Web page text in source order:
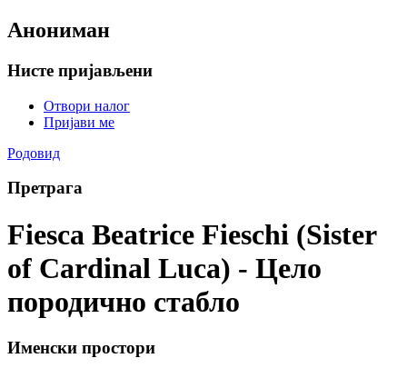
Анониман
Нисте пријављени
Отвори налог
Пријави ме
Родовид
Претрага
Fiesca Beatrice Fieschi (Sister
of Cardinal Luca) - Цело
породично стабло
Именски простори